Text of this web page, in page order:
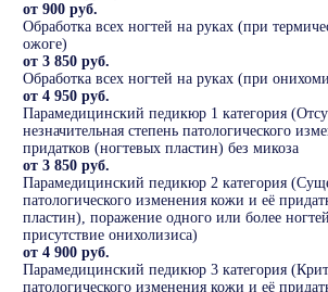
от 900 руб.
Обработка всех ногтей на руках (при
ожоге)
от 3 850 руб.
Обработка всех ногтей на руках (при
от 4 950 руб.
Парамедицинский педикюр 1 категория
незначительная степень патологического
придатков (ногтевых пластин) без микоза
от 3 850 руб.
Парамедицинский педикюр 2 категория
патологического изменения кожи и её
пластин), поражение одного или более
присутствие онихолизиса)
от 4 900 руб.
Парамедицинский педикюр 3 категория
патологического изменения кожи и её